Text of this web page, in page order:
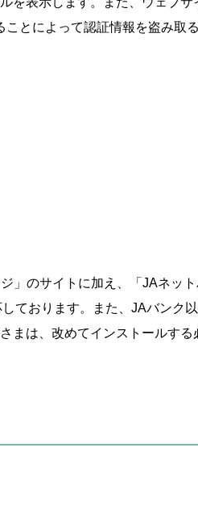
とによって認証情報を盗み取
」のサイトに加え、「JAネッ
ております。また、JAバンク
まは、改めてインストールする